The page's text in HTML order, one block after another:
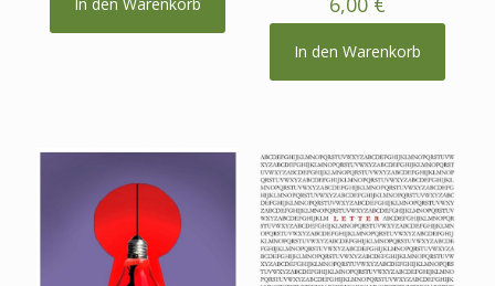
In den Warenkorb
In den Warenkorb